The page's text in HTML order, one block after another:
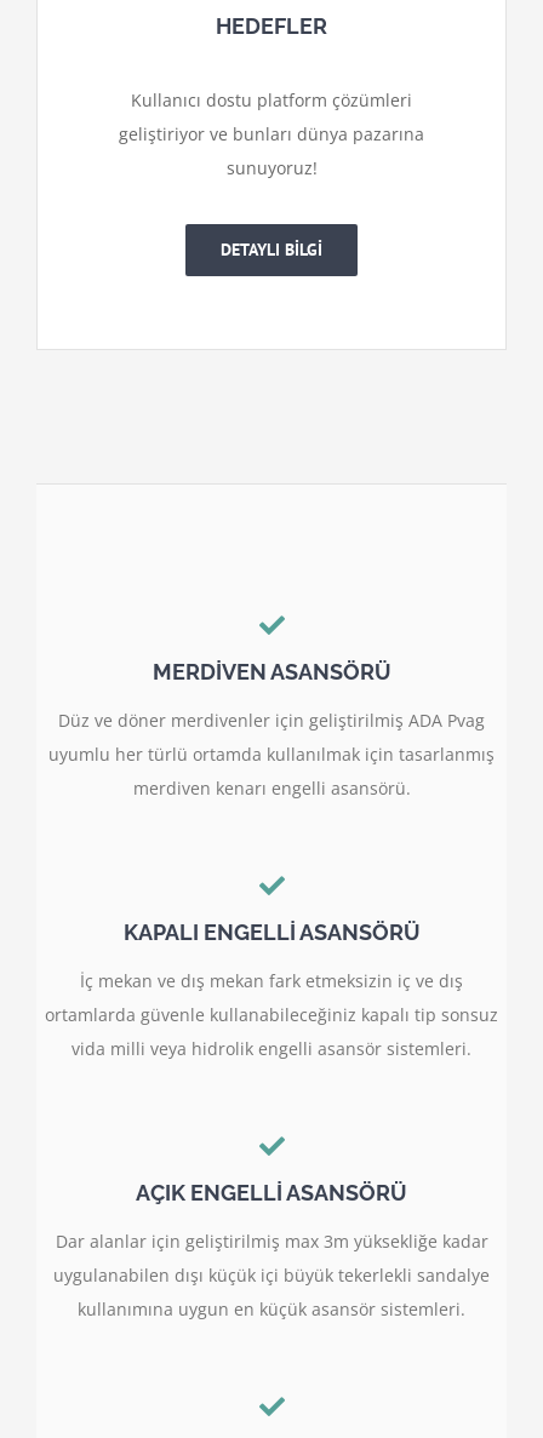
HEDEFLER
Kullanıcı dostu platform çözümleri
geliştiriyor ve bunları dünya pazarına
sunuyoruz!
DETAYLI BİLGİ
MERDİVEN ASANSÖRÜ
Düz ve döner merdivenler için geliştirilmiş ADA Pvag
uyumlu her türlü ortamda kullanılmak için tasarlanmış
merdiven kenarı engelli asansörü.
KAPALI ENGELLİ ASANSÖRÜ
İç mekan ve dış mekan fark etmeksizin iç ve dış
ortamlarda güvenle kullanabileceğiniz kapalı tip sonsuz
vida milli veya hidrolik engelli asansör sistemleri.
AÇIK ENGELLİ ASANSÖRÜ
Dar alanlar için geliştirilmiş max 3m yüksekliğe kadar
uygulanabilen dışı küçük içi büyük tekerlekli sandalye
kullanımına uygun en küçük asansör sistemleri.